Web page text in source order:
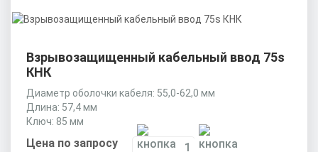
Взрывозащищенный кабельный ввод 75s
КНК
Диаметр оболочки кабеля: 55,0-62,0 мм
Длина: 57,4 мм
Ключ: 85 мм
Цена по запросу